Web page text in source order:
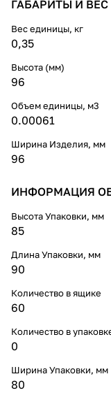
ГАБАРИТЫ И ВЕС
Вес единицы, кг
0,35
Высота (мм)
96
Объем единицы, м3
0.00061
Ширина Изделия, мм
96
ИНФОРМАЦИЯ
Высота Упаковки, мм
85
Длина Упаковки, мм
90
Количество в ящике
60
Количество в
0
Ширина Упаковки, мм
80